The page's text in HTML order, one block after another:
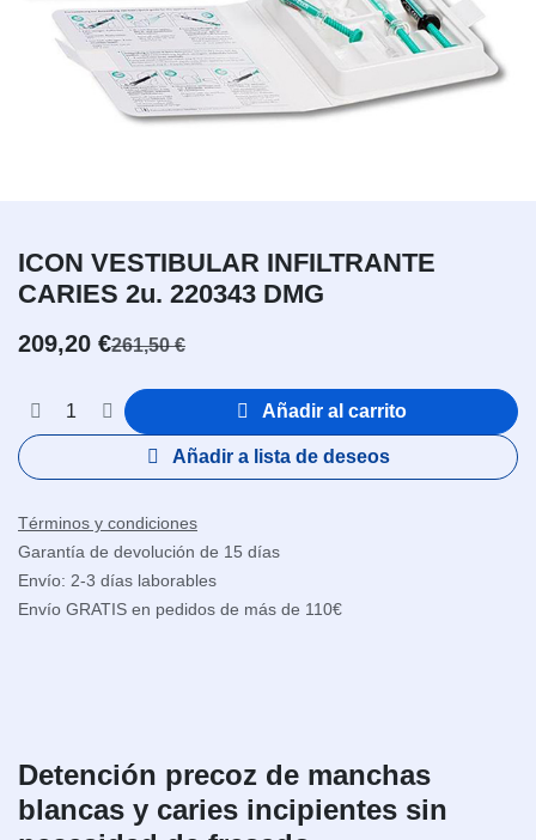
ICON VESTIBULAR INFILTRANTE
CARIES 2u. 220343 DMG
209,20 €261,50€
Añadir al carrito
Añadir a lista de deseos
Términos y condiciones
Garantía de devolución de 15 días
Envío: 2-3 días laborables
Envío GRATIS en pedidos de más de 110€
Detención precoz de manchas
blancas y caries incipientes sin